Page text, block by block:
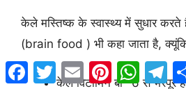
केले मस्तिष्क के स्वास्थ्य में सुधार
(brain food ) भी कहा जाता है,
केले विटामिन बी -6 से भरपूर
Facebook
TwitterEmail Pinterest